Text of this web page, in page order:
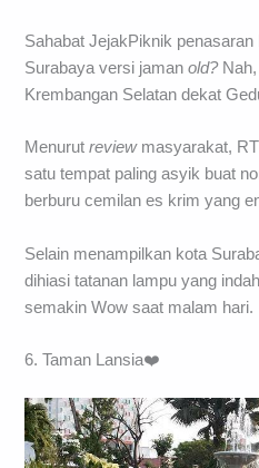
Sahabat JejakPiknik
Surabaya versi jamanold?Nah,
Krembangan Selatan dekat
Menurutreviewmasyarakat,
satu tempat paling asyik buat
berburu cemilan es krim yang
Selain menampilkan kota
dihiasi tatanan lampu yang
semakin Wow saat malam hari.
6. Taman Lansia❤️